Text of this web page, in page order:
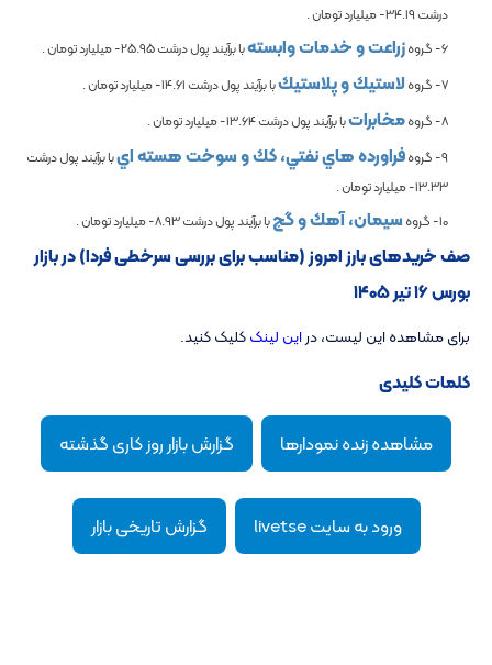
درشت-34.19میلیارد تومان .
6- گروه
زراعت و خدمات وابستهبا برآیند پول درشت-25.95میلیارد تومان .
7- گروه
لاستيك و پلاستيكبا برآیند پول درشت-14.61میلیارد تومان .
8- گروه
مخابراتبا برآیند پول درشت-13.64میلیارد تومان .
9- گروه
فراورده هاي نفتي، كك و سوخت هسته ايبا برآیند پول درشت
-13.33میلیارد تومان .
10- گروه
سيمان، آهك و گچبا برآیند پول درشت-8.93میلیارد تومان .
صف خریدهای بارز امروز (مناسب برای بررسی سرخطی فردا) در بازار
بورس ۱۶ تیر ۱۴۰۵
برای مشاهده این لیست، دراین لینککلیک کنید.
کلمات کلیدی
مشاهده زنده نمودارها گزارش بازار روز کاری گذشته
ورود به سایت livetse گزارش تاریخی بازار